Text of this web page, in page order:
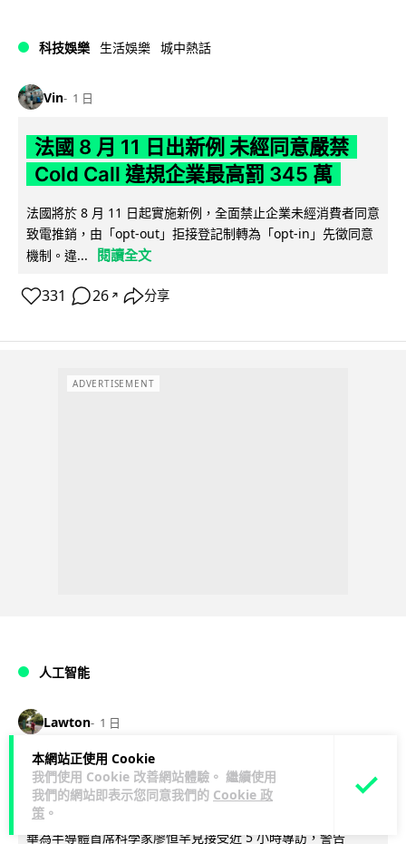
本網站正使用 Cookie
我們使用 Cookie 改善網站體驗。 繼續使用
我們的網站即表示您同意我們的 Cookie 政
策 。
科技娛樂 生活娛樂 城中熱話
Vin 1 日
法國 8 月 11 日出新例 未經同意嚴禁
Cold Call 違規企業最高罰 345 萬
法國將於 8 月 11 日起實施新例，全面禁止企業未經消費者同意
致電推銷，由「opt-out」拒接登記制轉為「opt-in」先徵同意
機制。違...
閱讀全文
331 26 ↗ 分享
ADVERTISEMENT
人工智能
Lawton 1 日
華為科學家警告 NVIDIA 已近物理極限
華為「韜定律」可繞過摩爾定律瓶頸
華為半導體首席科學家廖恒罕見接受近 5 小時專訪，警告